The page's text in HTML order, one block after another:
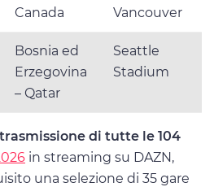
Canada
Vancouver
Bosnia ed
Erzegovina
– Qatar
Seattle
Stadium
di tutte le 104
in streaming su DAZN,
una selezione di 35 gare